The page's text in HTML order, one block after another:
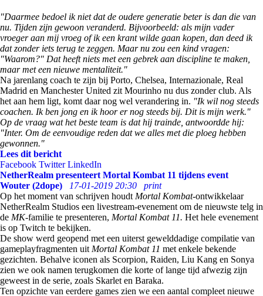
"Daarmee bedoel ik niet dat de oudere generatie beter is dan die van
nu. Tijden zijn gewoon veranderd. Bijvoorbeeld: als mijn vader
vroeger aan mij vroeg of ik een krant wilde gaan kopen, dan deed ik
dat zonder iets terug te zeggen. Maar nu zou een kind vragen:
"Waarom?" Dat heeft niets met een gebrek aan discipline te maken,
maar met een nieuwe mentaliteit."
Na jarenlang coach te zijn bij Porto, Chelsea, Internazionale, Real
Madrid en Manchester United zit Mourinho nu dus zonder club. Als
het aan hem ligt, komt daar nog wel verandering in. "Ik wil nog steeds
coachen. Ik ben jong en ik hoor er nog steeds bij. Dit is mijn werk."
Op de vraag wat het beste team is dat hij trainde, antwoordde hij:
"Inter. Om de eenvoudige reden dat we alles met die ploeg hebben
gewonnen."
Lees dit bericht
Facebook Twitter LinkedIn
NetherRealm presenteert Mortal Kombat 11 tijdens event
Wouter (2dope)
17-01-2019 20:30
print
Op het moment van schrijven houdt Mortal Kombat-ontwikkelaar
NetherRealm Studios een livestream-evenement om de nieuwste telg in
de MK-familie te presenteren, Mortal Kombat 11. Het hele evenement
is op Twitch te bekijken.
De show werd geopend met een uiterst gewelddadige compilatie van
gameplayfragmenten uit Mortal Kombat 11 met enkele bekende
gezichten. Behalve iconen als Scorpion, Raiden, Liu Kang en Sonya
zien we ook namen terugkomen die korte of lange tijd afwezig zijn
geweest in de serie, zoals Skarlet en Baraka.
Ten opzichte van eerdere games zien we een aantal compleet nieuwe